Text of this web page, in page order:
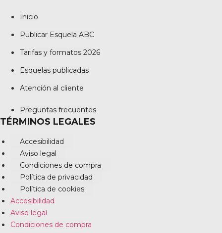
Inicio
Publicar Esquela ABC
Tarifas y formatos 2026
Esquelas publicadas
Atención al cliente
Preguntas frecuentes
TÉRMINOS LEGALES
Accesibilidad
Aviso legal
Condiciones de compra
Política de privacidad
Política de cookies
Accesibilidad
Aviso legal
Condiciones de compra